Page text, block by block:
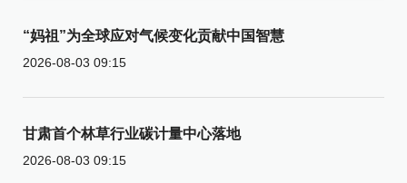
“妈祖”为全球应对气候变化贡献中国智慧
2026-08-03 09:15
甘肃首个林草行业碳计量中心落地
2026-08-03 09:15